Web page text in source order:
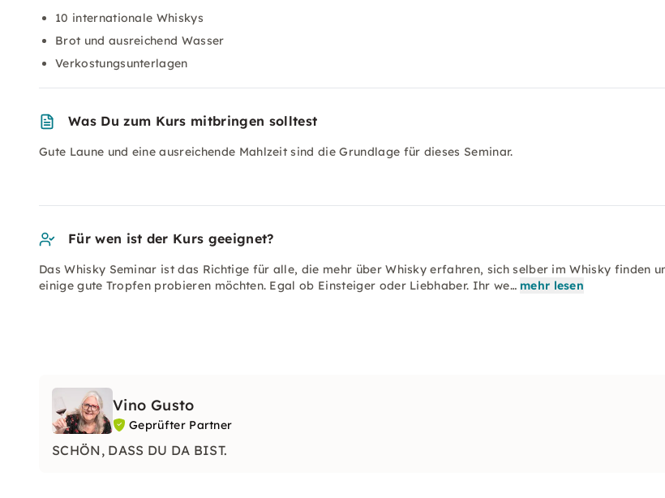
10 internationale Whiskys
Brot und ausreichend Wasser
Verkostungsunterlagen
Was Du zum Kurs mitbringen solltest
Gute Laune und eine ausreichende Mahlzeit sind die Grundlage für dieses Seminar.
Für wen ist der Kurs geeignet?
Das Whisky Seminar ist das Richtige für alle, die mehr über Whisky erfahren, sich selber im Whisky finden
einige gute Tropfen probieren möchten. Egal ob Einsteiger oder Liebhaber. Ihr we… mehr lesen
Vino Gusto
Geprüfter Partner
SCHÖN, DASS DU DA BIST.